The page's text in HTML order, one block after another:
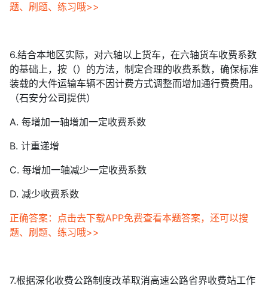
题、刷题、练习哦>>
6.结合本地区实际，对六轴以上货车，在六轴货车收费系数
的基础上，按（）的方法，制定合理的收费系数，确保标准
装载的大件运输车辆不因计费方式调整而增加通行费费用。
（石安分公司提供）
A. 每增加一轴增加一定收费系数
B. 计重递增
C. 每增加一轴减少一定收费系数
D. 减少收费系数
正确答案：点击去下载APP免费查看本题答案，还可以搜
题、刷题、练习哦>>
7.根据深化收费公路制度改革取消高速公路省界收费站工作